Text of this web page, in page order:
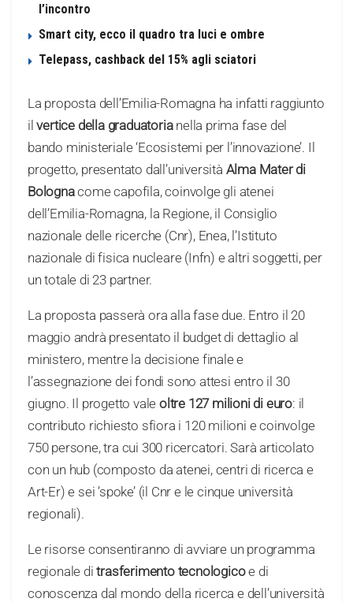
l’incontro
Smart city, ecco il quadro tra luci e ombre
Telepass, cashback del 15% agli sciatori
La proposta dell’Emilia-Romagna ha infatti raggiunto
il vertice della graduatorianella prima fase del
bando ministeriale ‘Ecosistemi per l’innovazione’. Il
progetto, presentato dall’università Alma Mater di
Bolognacome capofila, coinvolge gli atenei
dell’Emilia-Romagna, la Regione, il Consiglio
nazionale delle ricerche (Cnr), Enea, l’Istituto
nazionale di fisica nucleare (Infn) e altri soggetti, per
un totale di 23 partner.
La proposta passerà ora alla fase due. Entro il 20
maggio andrà presentato il budget di dettaglio al
ministero, mentre la decisione finale e
l’assegnazione dei fondi sono attesi entro il 30
giugno. Il progetto valeoltre 127 milioni di euro: il
contributo richiesto sfiora i 120 milioni e coinvolge
750 persone, tra cui 300 ricercatori. Sarà articolato
con un hub (composto da atenei, centri di ricerca e
Art-Er) e sei ’spoke’ (il Cnr e le cinque università
regionali).
Le risorse consentiranno di avviare un programma
regionale ditrasferimento tecnologicoe di
conoscenza dal mondo della ricerca e dell’università